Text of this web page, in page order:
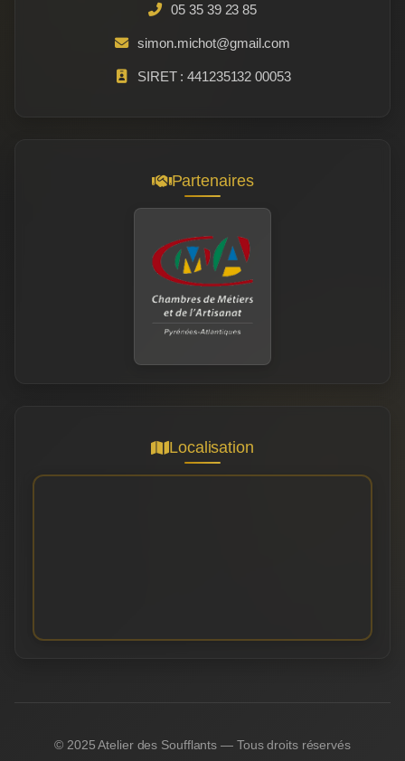
05 35 39 23 85
simon.michot@gmail.com
SIRET : 441235132 00053
Partenaires
Localisation
© 2025 Atelier des Soufflants — Tous droits réservés